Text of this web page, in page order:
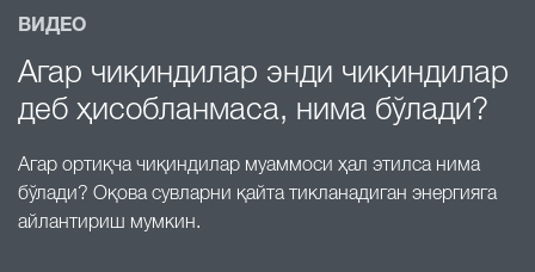
ВИДЕО
Агар чиқиндилар энди чиқиндилар
деб ҳисобланмаса, нима бўлади?
Агар ортиқча чиқиндилар муаммоси ҳал этилса нима
бўлади? Оқова сувларни қайта тикланадиган энергияга
айлантириш мумкин.